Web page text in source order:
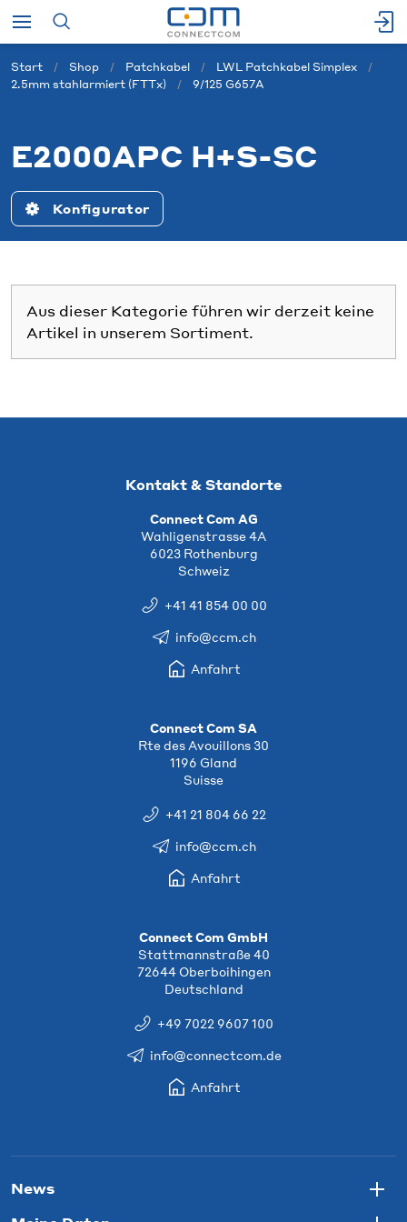
Start Shop Patchkabel
LWL Patchkabel Simplex
2.5mm stahlarmiert (FTTx)
9/125 G657A
E2000APC H+S-SC
Konfigurator
Aus dieser Kategorie führen wir derzeit keine
Artikel in unserem Sortiment.
Kontakt & Standorte
Connect Com AG
Wahligenstrasse 4A
6023 Rothenburg
Schweiz
+41 41 854 00 00
info@ccm.ch
Anfahrt
Connect Com SA
Rte des Avouillons 30
1196 Gland
Suisse
+41 21 804 66 22
info@ccm.ch
Anfahrt
Connect Com GmbH
Stattmannstraße 40
72644 Oberboihingen
Deutschland
+49 7022 9607 100
info@connectcom.de
Anfahrt
News